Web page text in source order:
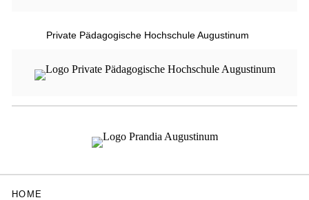
Private Pädagogische Hochschule Augustinum
HOME